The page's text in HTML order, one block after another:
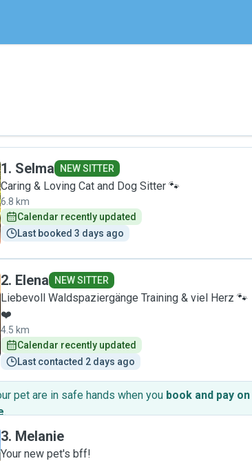
1. Selma NEW SITTER
Caring & Loving Cat and Dog Sitter 🐾
6.8 km
Calendar recently updated
Last booked 3 days ago
2. Elena NEW SITTER
Liebevoll Waldspaziergänge Training & viel Herz 🐾
❤️
4.5 km
Calendar recently updated
Last contacted 2 days ago
pet are in safe hands when you book and pay on
.
3. Melanie
Your new pet's bff!